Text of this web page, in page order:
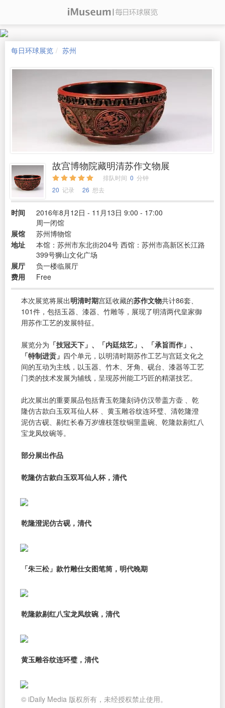
每日环球展览 苏州
故宫博物院藏明清苏作文物展
排队时间 0 分钟
20 记录 26 想去
时间
2016年8月12日 - 11月13日 9:00 - 17:00
周一闭馆
展馆
苏州博物馆
地址
本馆：苏州市东北街204号 西馆：苏州市高新区长江路
399号狮山文化广场
展厅
负一楼临展厅
费用
Free
本次展览将展出明清时期宫廷收藏的苏作文物共计86套、
101件，包括玉器、漆器、竹雕等，展现了明清两代皇家御
用苏作工艺的发展特征。
展览分为 「技冠天下」、「内廷炫艺」、「承旨而作」、
「特制进贡」 四个单元，以明清时期苏作工艺与宫廷文化之
间的互动为主线，以玉器、竹木、牙角、砚台、漆器等工艺
门类的技术发展为辅线，呈现苏州能工巧匠的精湛技艺。
此次展出的重要展品包括青玉乾隆刻诗仿汉带盖方壶 、乾
隆仿古款白玉双耳仙人杯 、黄玉雕谷纹连环璧、清乾隆澄
泥仿古砚、剔红长春万岁缠枝莲纹铜里盖碗、乾隆款剔红八
宝龙凤纹碗等。
部分展出作品
乾隆仿古款白玉双耳仙人杯，清代
乾隆澄泥仿古砚，清代
「朱三松」款竹雕仕女图笔筒，明代晚期
乾隆款剔红八宝龙凤纹碗，清代
黄玉雕谷纹连环璧，清代
© iDaily Media 版权所有，未经授权禁止使用。